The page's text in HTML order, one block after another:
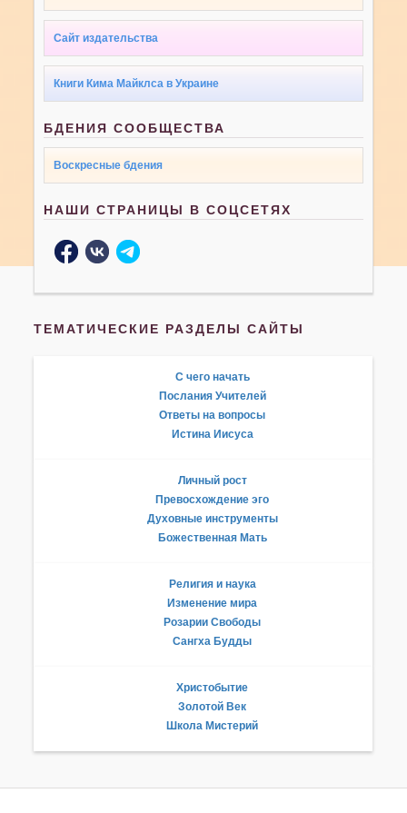
Сайт издательства
Книги Кима Майклса в Украине
БДЕНИЯ СООБЩЕСТВА
Воскресные бдения
НАШИ СТРАНИЦЫ В СОЦСЕТЯХ
ТЕМАТИЧЕСКИЕ РАЗДЕЛЫ САЙТЫ
С чего начать
Послания Учителей
Ответы на вопросы
Истина Иисуса
Личный рост
Превосхождение эго
Духовные инструменты
Божественная Мать
Религия и наука
Изменение мира
Розарии Свободы
Сангха Будды
Христобытие
Золотой Век
Школа Мистерий